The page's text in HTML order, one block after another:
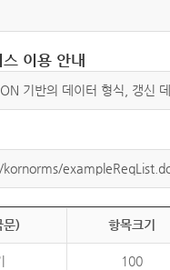
이용 안내
기반의 데이터 형식, 갱신
kornorms/
문) 항목크기
100